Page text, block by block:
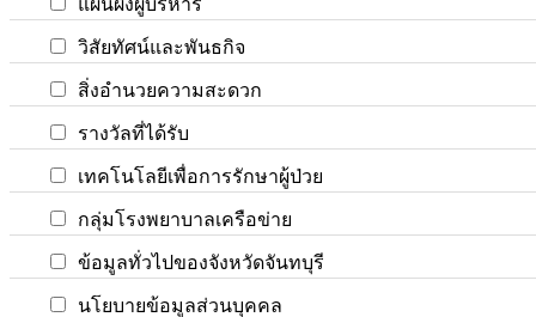
แผนผังผู้บริหาร
วิสัยทัศน์และพันธกิจ
สิ่งอำนวยความสะดวก
รางวัลที่ได้รับ
เทคโนโลยีเพื่อการรักษาผู้ป่วย
กลุ่มโรงพยาบาลเครือข่าย
ข้อมูลทั่วไปของจังหวัดจันทบุรี
นโยบายข้อมูลส่วนบุคคล